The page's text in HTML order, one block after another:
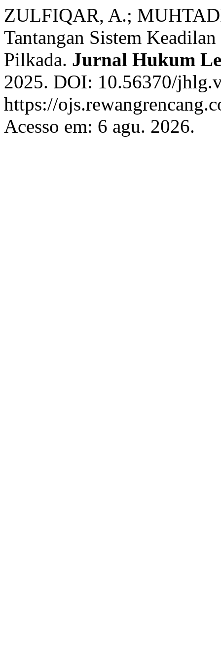
ZULFIQAR, A.;
Tantangan Sistem
Pilkada. Jurnal Hukum
2025. DOI: 10.56370/
https://
Acesso em: 6 agu. 2026.